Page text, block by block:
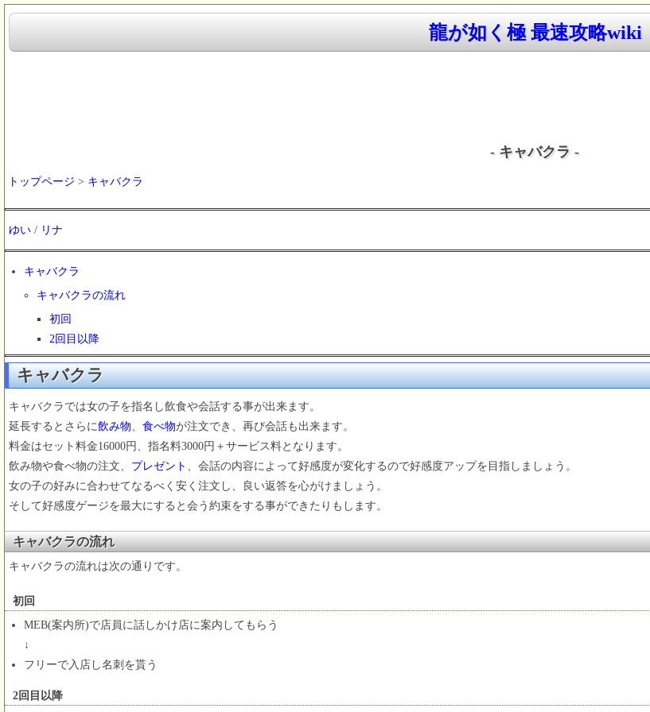
龍が如く極 最速攻略wiki
- キャバクラ -
トップページ > キャバクラ
ゆい / リナ
キャバクラ
キャバクラの流れ
初回
2回目以降
キャバクラ
キャバクラでは女の子を指名し飲食や会話する事が出来ます。
延長するとさらに飲み物、 食べ物が注文でき、再び会話も出来ます。
料金はセット料金16000円、指名料3000円＋サービス料となります。
飲み物や食べ物の注文、 プレゼント 、会話の内容によって好感度が変化するので好感度アップを目指しましょう。
女の子の好みに合わせてなるべく安く注文し、良い返答を心がけましょう。
そして好感度ゲージを最大にすると会う約束をする事ができたりもします。
キャバクラの流れ
キャバクラの流れは次の通りです。
初回
MEB(案内所)で店員に話しかけ店に案内してもらう
↓
フリーで入店し名刺を貰う
2回目以降